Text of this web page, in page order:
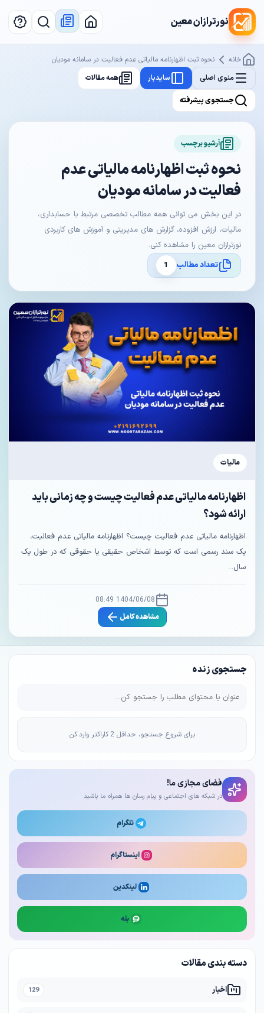
نورترازان معین
جستجوی زنده
برای شروع جستجو، حداقل 2 کاراکتر وارد کن
فضای مجازی ما!
در شبکه های اجتماعی و پیام رسان ها همراه ما باشید
تلگرام
اینستاگرام
لینکدین
بله
دسته بندی مقالات
اخبار 129
خانه
نحوه ثبت اظهارنامه مالیاتی عدم فعالیت در سامانه مودیان
منوی اصلی
سایدبار همه مقالات
جستجوی پیشرفته
آرشیو برچسب
نحوه ثبت اظهارنامه مالیاتی عدم
فعالیت در سامانه مودیان
در این بخش می توانی همه مطالب تخصصی مرتبط با حسابداری،
مالیات، ارزش افزوده، گزارش های مدیریتی و آموزش های کاربردی
نورترازان معین را مشاهده کنی.
تعداد مطالب
1
مالیات
اظهارنامه مالیاتی عدم فعالیت چیست و چه زمانی باید
ارائه شود؟
اظهارنامه مالیاتی عدم فعالیت چیست؟ اظهارنامه مالیاتی عدم فعالیت،
یک سند رسمی است که توسط اشخاص حقیقی یا حقوقی که در طول یک
سال...
1404/06/08 08:49
مشاهده کامل